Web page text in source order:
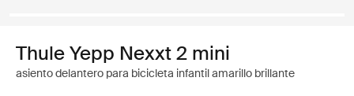
Thule Yepp Nexxt 2 mini
asiento delantero para bicicleta infantil amarillo brillante